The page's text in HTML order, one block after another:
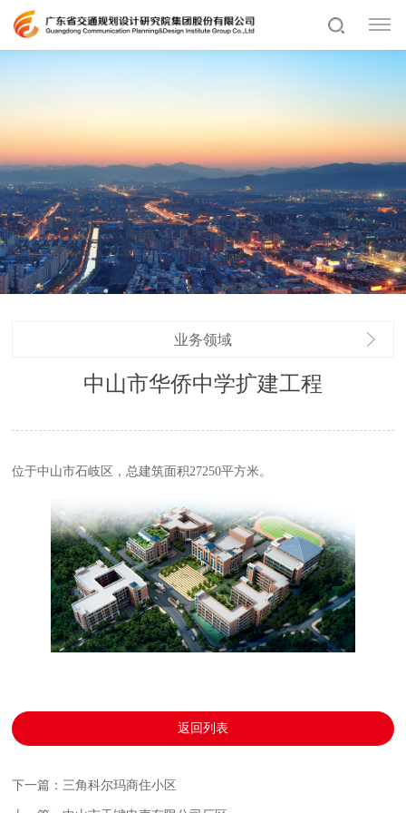
业务领域
中山市华侨中学扩建工程
位于中山市石岐区，总建筑面积27250平方米。
返回列表
下一篇：三角科尔玛商住小区